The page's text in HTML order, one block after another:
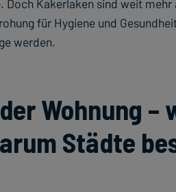
Kakerlaken sind weit mehr
für Hygiene und
werden.
Wohnung –
Städte